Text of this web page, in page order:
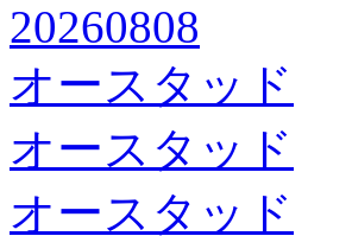
20260808
オースタッド
オースタッド
オースタッド